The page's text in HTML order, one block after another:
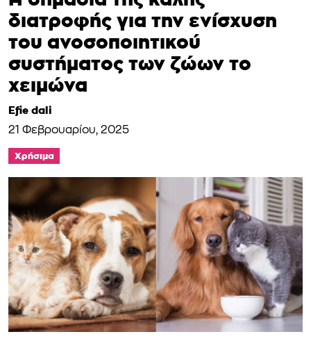
διατροφής για την ενίσχυση
του ανοσοποιητικού
συστήματος των ζώων το
χειμώνα
Efie dali
21 Φεβρουαρίου, 2025
Χρήσιμα